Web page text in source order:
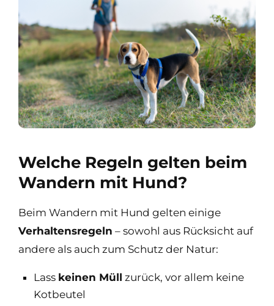
Welche Regeln gelten beim
Wandern mit Hund?
Beim Wandern mit Hund gelten einige
Verhaltensregeln – sowohl aus Rücksicht auf
andere als auch zum Schutz der Natur:
Lass keinen Müll zurück, vor allem keine
Kotbeutel